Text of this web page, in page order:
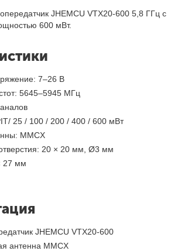
JHEMCU VTX20-600 5,8 ГГц с
600 мВт.
7–26 В
5645–5945 МГц
25 / 100 / 200 / 400 / 600 мВт
MMCX
20 × 20 мм, Ø3 мм
27 мм
JHEMCU VTX20-600
антенна MMCX